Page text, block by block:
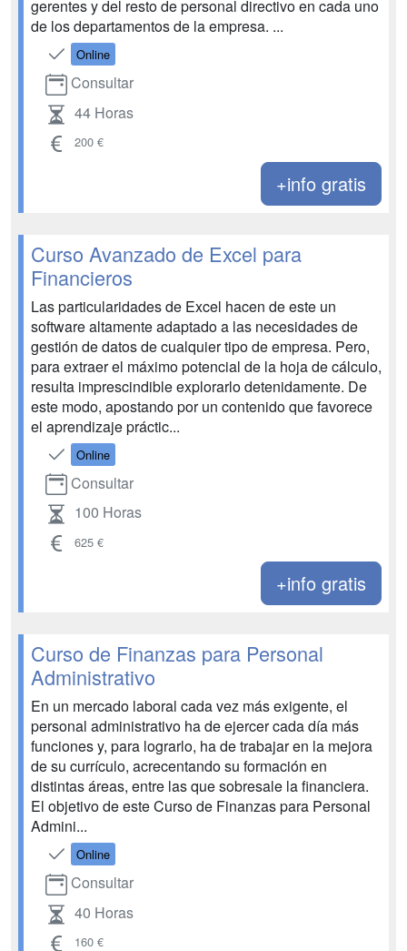
gerentes y del resto de personal directivo en cada uno
de los departamentos de la empresa. ...
Online
Consultar
44 Horas
200 €
+info gratis
Curso Avanzado de Excel para
Financieros
Las particularidades de Excel hacen de este un
software altamente adaptado a las necesidades de
gestión de datos de cualquier tipo de empresa. Pero,
para extraer el máximo potencial de la hoja de cálculo,
resulta imprescindible explorarlo detenidamente. De
este modo, apostando por un contenido que favorece
el aprendizaje práctic...
Online
Consultar
100 Horas
625 €
+info gratis
Curso de Finanzas para Personal
Administrativo
En un mercado laboral cada vez más exigente, el
personal administrativo ha de ejercer cada día más
funciones y, para lograrlo, ha de trabajar en la mejora
de su currículo, acrecentando su formación en
distintas áreas, entre las que sobresale la financiera.
El objetivo de este Curso de Finanzas para Personal
Admini...
Online
Consultar
40 Horas
160 €